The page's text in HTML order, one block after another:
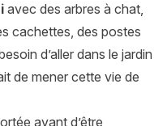
avec des arbres à chat,
cachettes, des postes
d’aller dans le jardin
de mener cette vie de
avant d’être